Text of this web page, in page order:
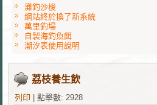
灘釣沙梭
網站終於換了新系統
萬里釣場
自製海釣魚餌
潮汐表使用說明
荔枝養生飲
列印 |點擊數: 2928